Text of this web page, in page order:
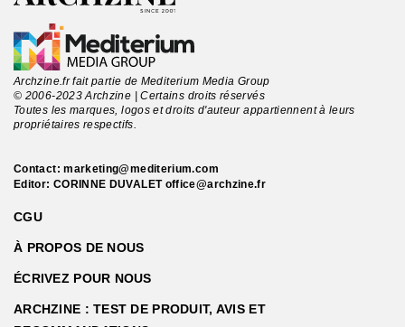
Archzine.fr fait partie de Mediterium Media Group
© 2006-2023 Archzine | Certains droits réservés
Toutes les marques, logos et droits d'auteur appartiennent à leurs
propriétaires respectifs.
Contact:marketing@mediterium.com
Editor: CORINNE DUVALET office@archzine.fr
CGU
À PROPOS DE NOUS
ÉCRIVEZ POUR NOUS
ARCHZINE : TEST DE PRODUIT, AVIS ET